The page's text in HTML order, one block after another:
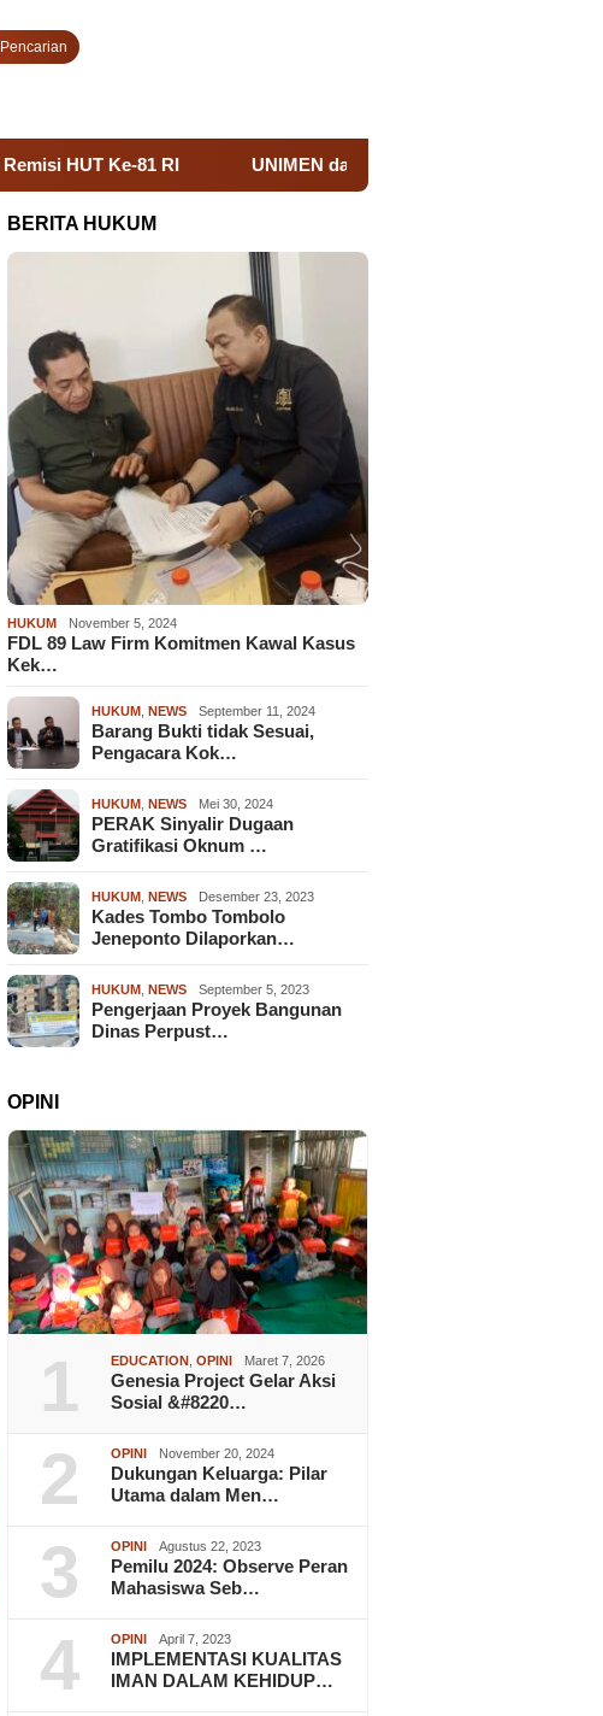
Pencarian
UNIMEN dan UNM Matangkan Model E-Peer Support
BERITA HUKUM
HUKUM November 5, 2024
FDL 89 Law Firm Komitmen Kawal Kasus
Kek…
HUKUM ,NEWS September 11, 2024
Barang Bukti tidak Sesuai,
Pengacara Kok…
HUKUM ,NEWS Mei 30, 2024
PERAK Sinyalir Dugaan
Gratifikasi Oknum …
HUKUM ,NEWS Desember 23, 2023
Kades Tombo Tombolo
Jeneponto Dilaporkan…
HUKUM ,NEWS September 5, 2023
Pengerjaan Proyek Bangunan
Dinas Perpust…
OPINI
1 EDUCATION ,OPINI Maret 7, 2026
Genesia Project Gelar Aksi
Sosial &#8220…
2 OPINI November 20, 2024
Dukungan Keluarga: Pilar
Utama dalam Men…
3 OPINI Agustus 22, 2023
Pemilu 2024: Observe Peran
Mahasiswa Seb…
4 OPINI April 7, 2023
IMPLEMENTASI KUALITAS
IMAN DALAM KEHIDUP…